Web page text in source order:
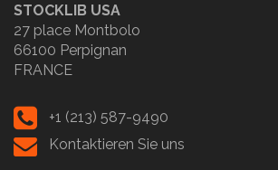
STOCKLIB USA
27 place Montbolo
66100 Perpignan
FRANCE
+1 (213) 587-9490
Kontaktieren Sie uns